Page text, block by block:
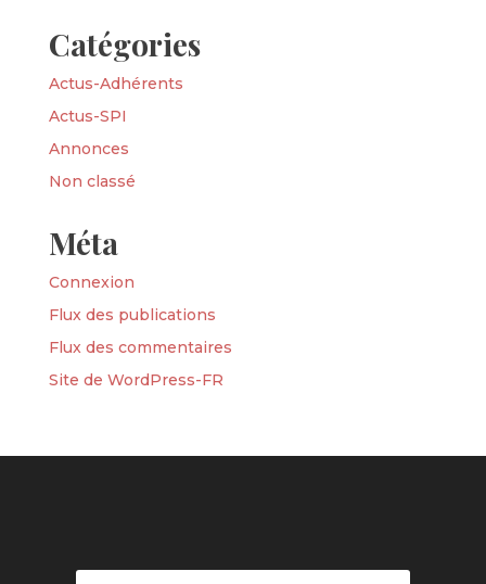
Catégories
Actus-Adhérents
Actus-SPI
Annonces
Non classé
Méta
Connexion
Flux des publications
Flux des commentaires
Site de WordPress-FR